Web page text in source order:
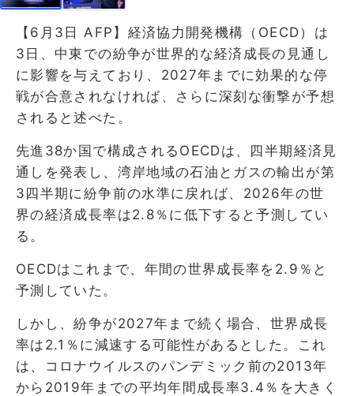
【6月3日 AFP】経済協力開発機構（OECD）は
3日、中東での紛争が世界的な経済成長の見通し
に影響を与えており、2027年までに効果的な停
戦が合意されなければ、さらに深刻な衝撃が予想
されると述べた。
先進38か国で構成されるOECDは、四半期経済見
通しを発表し、湾岸地域の石油とガスの輸出が第
3四半期に紛争前の水準に戻れば、2026年の世
界の経済成長率は2.8％に低下すると予測してい
る。
OECDはこれまで、年間の世界成長率を2.9％と
予測していた。
しかし、紛争が2027年まで続く場合、世界成長
率は2.1％に減速する可能性があるとした。これ
は、コロナウイルスのパンデミック前の2013年
から2019年までの平均年間成長率3.4％を大きく